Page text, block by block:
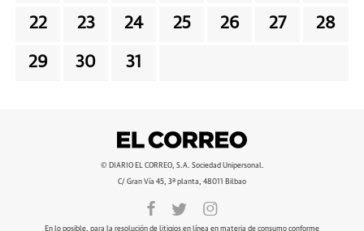
22 23 24 25 26 27 28
29 30 31
© DIARIO EL CORREO, S.A. Sociedad Unipersonal.
C/ Gran Vía 45, 3ª planta, 48011 Bilbao
En lo posible, para la resolución de litigios en línea en materia de consumo conforme